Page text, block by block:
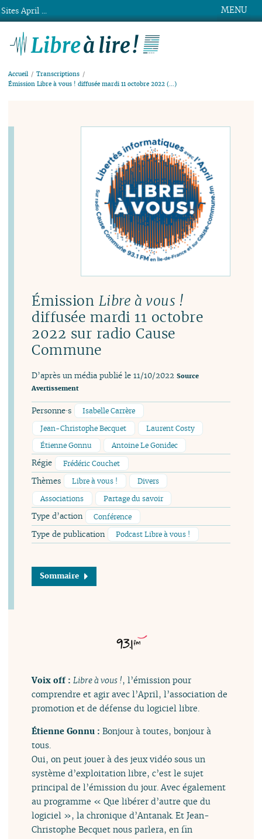
MENU
Accueil
Transcriptions
Émission Libre à vous ! diffusée mardi 11 octobre 2022 (…)
Émission Libre à vous !
diffusée mardi 11 octobre
2022 sur radio Cause
Commune
D’après un média publié le 11/10/2022 Source
Avertissement
Personne·s
Isabelle Carrère
Jean-Christophe Becquet
Laurent Costy
Étienne Gonnu
Antoine Le Gonidec
Régie Frédéric Couchet
Thèmes Libre à vous !
Divers
Associations
Partage du savoir
Type d’action Conférence
Type de publication Podcast Libre à vous !
Sommaire
Voix off :Libre à vous !, l’émission pour
comprendre et agir avec l’April, l’association de
promotion et de défense du logiciel libre.
Étienne Gonnu :Bonjour à toutes, bonjour à
tous.
Oui, on peut jouer à des jeux vidéo sous un
système d’exploitation libre, c’est le sujet
principal de l’émission du jour. Avec également
au programme « Que libérer d’autre que du
logiciel », la chronique d’Antanak. Et Jean-
Christophe Becquet nous parlera, en fin
Sites April ...